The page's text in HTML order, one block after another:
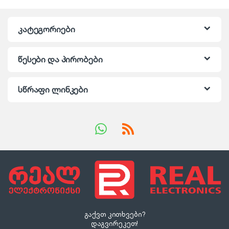
კატეგორიები
წესები და პირობები
სწრაფი ლინკები
გაქვთ კითხვები?
დაგვირეკეთ!